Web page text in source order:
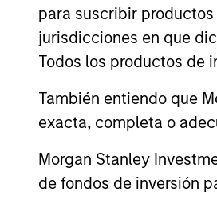
para suscribir
jurisdicciones en que
Todos los productos de
También entiendo que
exacta, completa o
Morgan Stanley
de fondos de inversión